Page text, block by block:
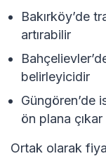
Bakırköy’de
artırabilir
belirleyicidir
Güngören’de
ön plana çıkar
Ortak olarak